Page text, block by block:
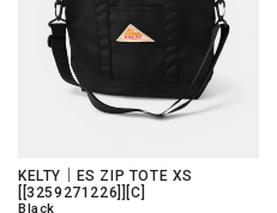
KELTY｜ES ZIP TOTE XS
[[3259271226]][C]
Black